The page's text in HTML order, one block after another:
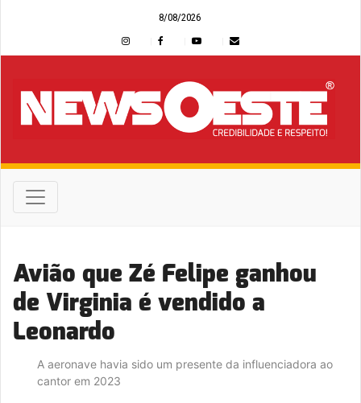
8/08/2026
Avião que Zé Felipe ganhou
de Virginia é vendido a
Leonardo
A aeronave havia sido um presente da influenciadora ao
cantor em 2023